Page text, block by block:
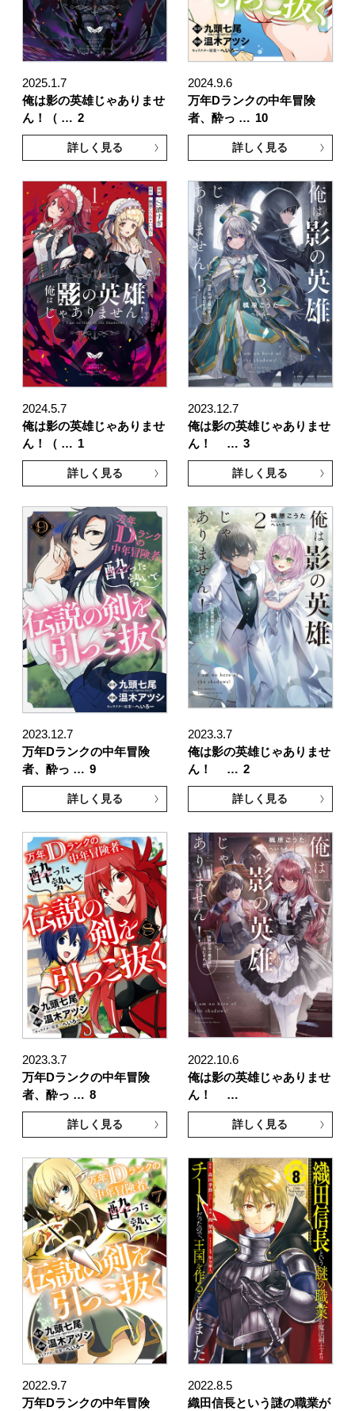
2025.1.7
俺は影の英雄じゃありませ
ん！（ … 2
詳しく見る
2024.9.6
万年Dランクの中年冒険
者、酔っ … 10
詳しく見る
2024.5.7
俺は影の英雄じゃありませ
ん！（ … 1
詳しく見る
2023.12.7
俺は影の英雄じゃありませ
ん！ … 3
詳しく見る
2023.12.7
万年Dランクの中年冒険
者、酔っ … 9
詳しく見る
2023.3.7
俺は影の英雄じゃありませ
ん！ … 2
詳しく見る
2023.3.7
万年Dランクの中年冒険
者、酔っ … 8
詳しく見る
2022.10.6
俺は影の英雄じゃありませ
ん！ …
詳しく見る
2022.9.7
万年Dランクの中年冒険
2022.8.5
織田信長という謎の職業が